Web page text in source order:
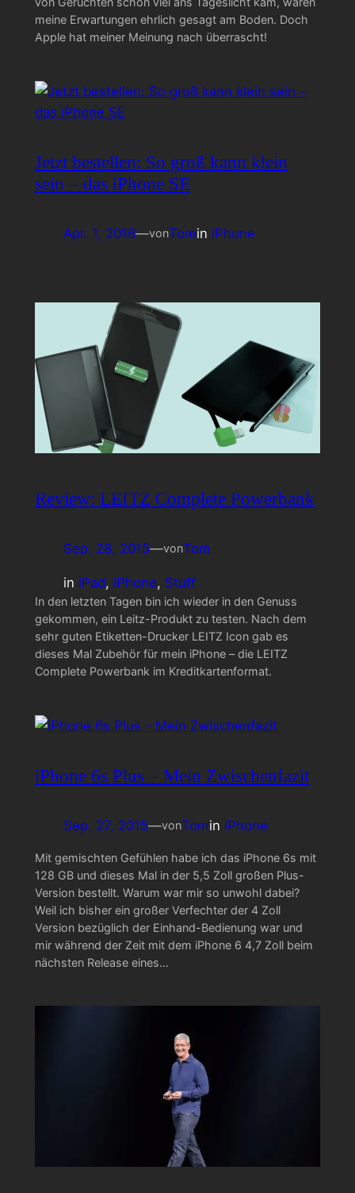
meine Erwartungen ehrlich gesagt am Boden. Doch
Apple hat meiner Meinung nach überrascht!
Jetzt bestellen: So groß kann klein
sein – das iPhone SE
Apr. 1, 2016—vonTomin iPhone
Review: LEITZ Complete Powerbank
Sep. 28, 2015—vonTom
in iPad, iPhone, Stuff
In den letzten Tagen bin ich wieder in den Genuss
gekommen, ein Leitz-Produkt zu testen. Nach dem
sehr guten Etiketten-Drucker LEITZ Icon gab es
dieses Mal Zubehör für mein iPhone – die LEITZ
Complete Powerbank im Kreditkartenformat.
iPhone 6s Plus – Mein Zwischenfazit
Sep. 27, 2015—vonTomin iPhone
Mit gemischten Gefühlen habe ich das iPhone 6s mit
128 GB und dieses Mal in der 5,5 Zoll großen Plus-
Version bestellt. Warum war mir so unwohl dabei?
Weil ich bisher ein großer Verfechter der 4 Zoll
Version bezüglich der Einhand-Bedienung war und
mir während der Zeit mit dem iPhone 6 4,7 Zoll beim
nächsten Release eines…